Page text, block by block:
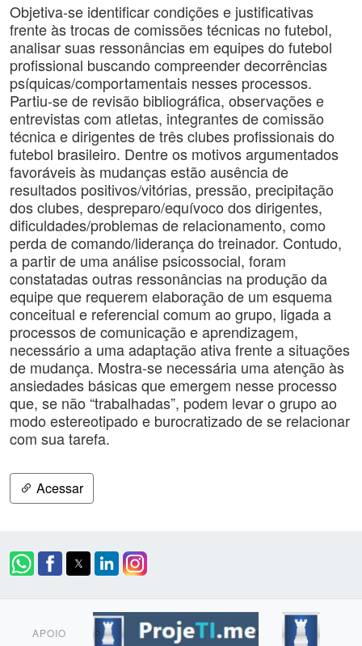
Objetiva-se identificar condições e justificativas
frente às trocas de comissões técnicas no futebol,
analisar suas ressonâncias em equipes do futebol
profissional buscando compreender decorrências
psíquicas/comportamentais nesses processos.
Partiu-se de revisão bibliográfica, observações e
entrevistas com atletas, integrantes de comissão
técnica e dirigentes de três clubes profissionais do
futebol brasileiro. Dentre os motivos argumentados
favoráveis às mudanças estão ausência de
resultados positivos/vitórias, pressão, precipitação
dos clubes, despreparo/equívoco dos dirigentes,
dificuldades/problemas de relacionamento, como
perda de comando/liderança do treinador. Contudo,
a partir de uma análise psicossocial, foram
constatadas outras ressonâncias na produção da
equipe que requerem elaboração de um esquema
conceitual e referencial comum ao grupo, ligada a
processos de comunicação e aprendizagem,
necessário a uma adaptação ativa frente a situações
de mudança. Mostra-se necessária uma atenção às
ansiedades básicas que emergem nesse processo
que, se não “trabalhadas”, podem levar o grupo ao
modo estereotipado e burocratizado de se relacionar
com sua tarefa.
Acessar
APOIO